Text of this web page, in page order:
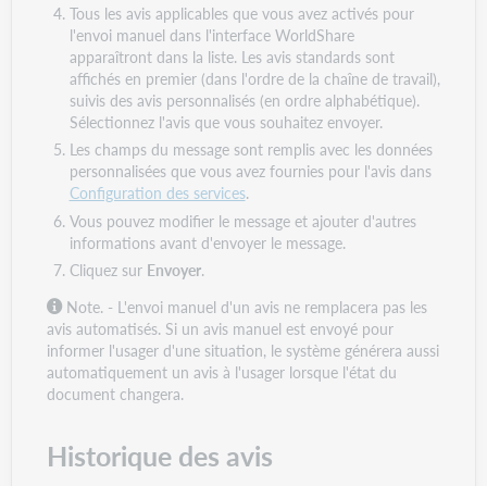
Tous les avis applicables que vous avez activés pour
l'envoi manuel dans l'interface WorldShare
apparaîtront dans la liste. Les avis standards sont
affichés en premier (dans l'ordre de la chaîne de travail),
suivis des avis personnalisés (en ordre alphabétique).
Sélectionnez l'avis que vous souhaitez envoyer.
Les champs du message sont remplis avec les données
personnalisées que vous avez fournies pour l'avis dans
Configuration des services.
Vous pouvez modifier le message et ajouter d'autres
informations avant d'envoyer le message.
Cliquez sur Envoyer.
Note. - L'envoi manuel d'un avis ne remplacera pas les
avis automatisés. Si un avis manuel est envoyé pour
informer l'usager d'une situation, le système générera aussi
automatiquement un avis à l'usager lorsque l'état du
document changera.
Historique des avis